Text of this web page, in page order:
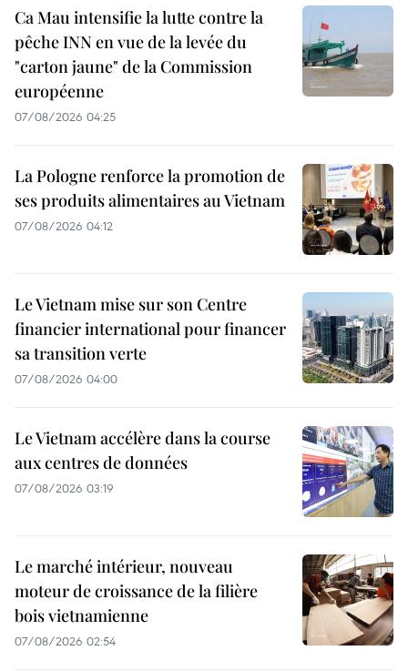
Ca Mau intensifie la lutte contre la
pêche INN en vue de la levée du
"carton jaune" de la Commission
européenne
07/08/2026 04:25
La Pologne renforce la promotion de
ses produits alimentaires au Vietnam
07/08/2026 04:12
Le Vietnam mise sur son Centre
financier international pour financer
sa transition verte
07/08/2026 04:00
Le Vietnam accélère dans la course
aux centres de données
07/08/2026 03:19
Le marché intérieur, nouveau
moteur de croissance de la filière
bois vietnamienne
07/08/2026 02:54